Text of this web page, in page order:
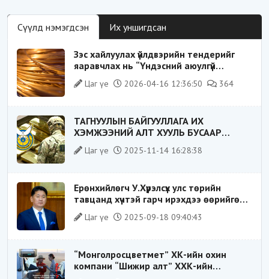
Сүүлд нэмэгдсэн Их уншигдсан
Зэс хайлуулах үйлдвэрийн тендерийг
яаравчлах нь “Үндэсний аюулгүй
байдал“-д эрсдэлтэй юу?
Цаг үе 2026-04-16 12:36:50 364
ТАГНУУЛЫН БАЙГУУЛЛАГА ИХ
ХЭМЖЭЭНИЙ АЛТ ХУУЛЬ БУСААР
ХИЛЭЭР ГАРГАХ ГЭЖ БАЙСАН
ҮЙЛДЛИЙГ ТАСЛАН ЗОГСООЛОО
Цаг үе 2025-11-14 16:28:38
Ерөнхийлөгч У.Хүрэлсүх улс төрийн
тавцанд хүчтэй гарч ирэхдээ өөрийгөө
шударга ёсны төлөө тэмцэгч, “хуучин
тогтолцооны хонгилыг нураагч” гэсэн
Цаг үе 2025-09-18 09:40:43
“Монголросцветмет” ХК-ийн охин
компани “Шижир алт” ХХК-ийн